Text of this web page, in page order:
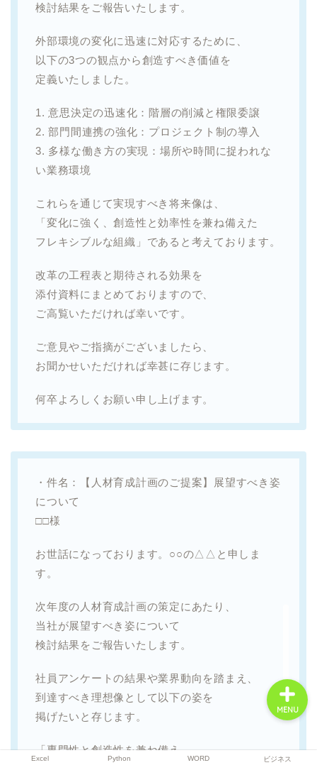
検討結果をご報告いたします。
外部環境の変化に迅速に対応するために、
以下の3つの観点から創造すべき価値を
定義いたしました。
1. 意思決定の迅速化：階層の削減と権限委譲
2. 部門間連携の強化：プロジェクト制の導入
3. 多様な働き方の実現：場所や時間に捉われな
い業務環境
これらを通じて実現すべき将来像は、
「変化に強く、創造性と効率性を兼ね備えた
フレキシブルな組織」であると考えております。
改革の工程表と期待される効果を
添付資料にまとめておりますので、
ご高覧いただければ幸いです。
ご意見やご指摘がございましたら、
お聞かせいただければ幸甚に存じます。
何卒よろしくお願い申し上げます。
・件名：【人材育成計画のご提案】展望すべき姿
について
□□様
お世話になっております。○○の△△と申しま
す。
次年度の人材育成計画の策定にあたり、
当社が展望すべき姿について
検討結果をご報告いたします。
社員アンケートの結果や業界動向を踏まえ、
到達すべき理想像として以下の姿を
掲げたいと存じます。
「専門性と創造性を兼ね備え、
Excel Python WORD ビジネス
MENU
Python